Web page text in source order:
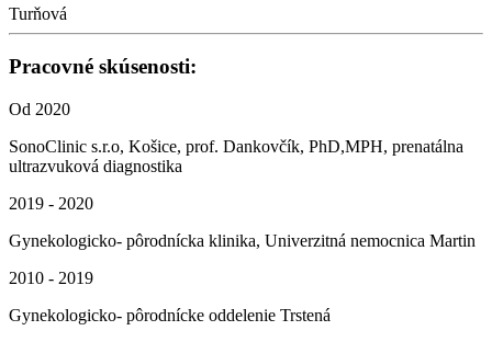
Turňová
Pracovné skúsenosti:
Od 2020
SonoClinic s.r.o, Košice, prof. Dankovčík, PhD,MPH, prenatálna
ultrazvuková diagnostika
2019 - 2020
Gynekologicko- pôrodnícka klinika, Univerzitná nemocnica Martin
2010 - 2019
Gynekologicko- pôrodnícke oddelenie Trstená